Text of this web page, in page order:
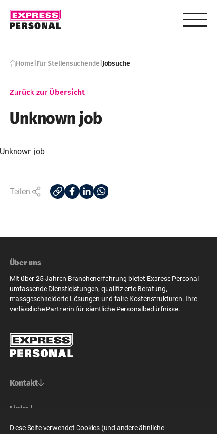
Home|Für Stellensuchende|Jobsuche
Zurück zur Übersicht
Unknown job
Unknown job
Teilen
Über uns
Mit über 25 Jahren Branchenerfahrung bietet Express Personal
umfassende Dienstleistungen, qualifizierte Beratung,
massgeschneiderte Lösungen und faire Kostenstrukturen. Ihre
verlässliche Partnerin für sämtliche Personalbedürfnisse.
Kontakt
Basel/Nordwestschweiz
Steinenvorstadt 73
Bern/Mittelland
Links
Für Stellensuchende
Diese Seite verwendet Cookies (und andere ähnliche